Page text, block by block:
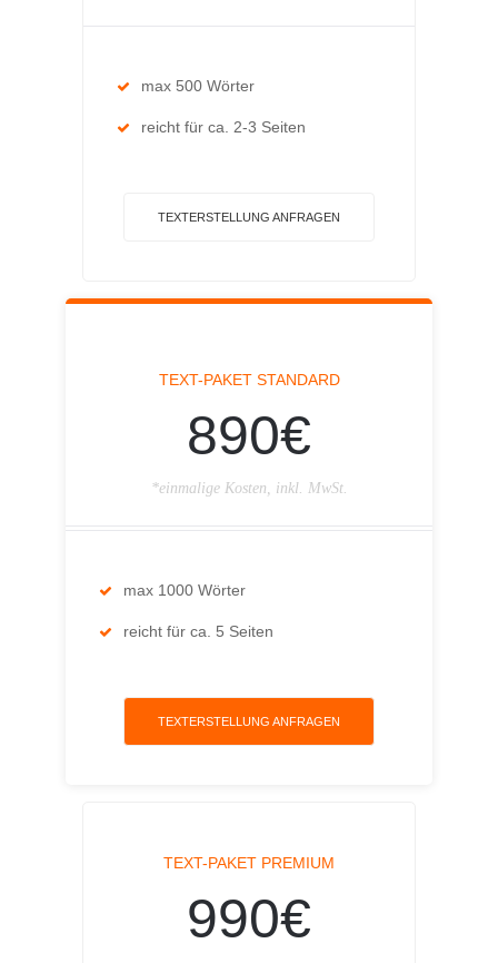
max 500 Wörter
reicht für ca. 2-3 Seiten
TEXTERSTELLUNG ANFRAGEN
TEXT-PAKET STANDARD
890€
*einmalige Kosten, inkl. MwSt.
max 1000 Wörter
reicht für ca. 5 Seiten
TEXTERSTELLUNG ANFRAGEN
TEXT-PAKET PREMIUM
990€